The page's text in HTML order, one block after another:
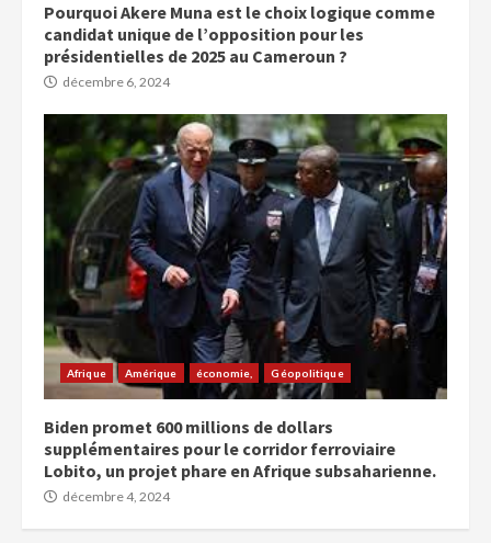
Pourquoi Akere Muna est le choix logique comme
candidat unique de l’opposition pour les
présidentielles de 2025 au Cameroun ?
décembre 6, 2024
Afrique Amérique économie, Géopolitique
Biden promet 600 millions de dollars
supplémentaires pour le corridor ferroviaire
Lobito, un projet phare en Afrique subsaharienne.
décembre 4, 2024